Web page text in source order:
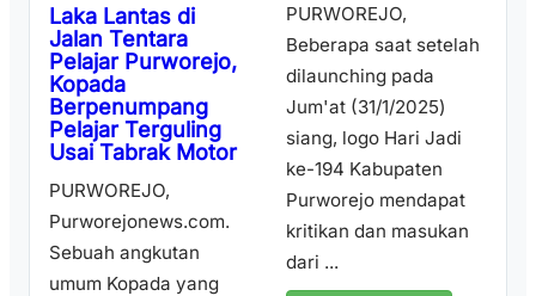
Laka Lantas di
Jalan Tentara
Pelajar Purworejo,
Kopada
Berpenumpang
Pelajar Terguling
Usai Tabrak Motor
PURWOREJO,
Purworejonews.com.
Sebuah angkutan
umum Kopada yang
PURWOREJO,
Beberapa saat setelah
dilaunching pada
Jum'at (31/1/2025)
siang, logo Hari Jadi
ke-194 Kabupaten
Purworejo mendapat
kritikan dan masukan
dari ...